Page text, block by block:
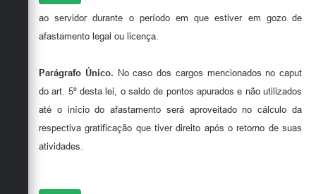
ao servidor durante o período em que estiver em gozo de
afastamento legal ou licença.
Parágrafo Único. No caso dos cargos mencionados no caput
do art. 5º desta lei, o saldo de pontos apurados e não utilizados
até o início do afastamento será aproveitado no cálculo da
respectiva gratificação que tiver direito após o retorno de suas
atividades.